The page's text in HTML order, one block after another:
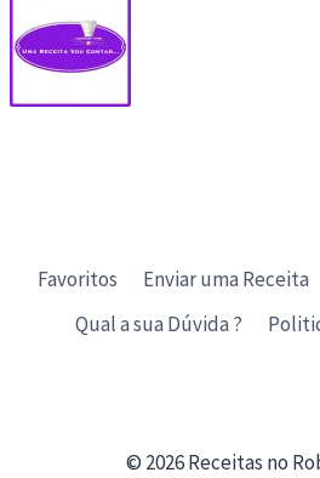
Favoritos Enviar uma Receita
Qual a sua Dúvida ?
© 2026 Receitas no